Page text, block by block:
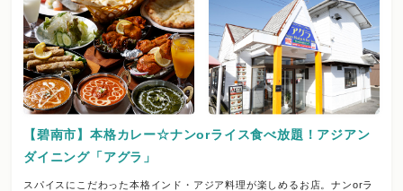
【碧南市】本格カレー☆ナンorライス食べ放題！アジアン
ダイニング「アグラ」
スパイスにこだわった本格インド・アジア料理が楽しめるお店。ナンorラ